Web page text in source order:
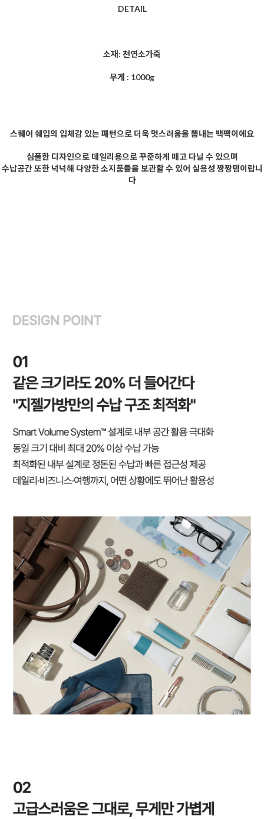
DETAIL
소재: 천연소가죽
무게 : 1000g
스퀘어 쉐입의 입체감 있는 패턴으로 더욱 멋스러움을 뽐내는 백팩이에요
심플한 디자인으로 데일리용으로 꾸준하게 매고 다닐 수 있으며
수납공간 또한 넉넉해 다양한 소지품들을 보관할 수 있어 실용성 짱짱템이랍니
다